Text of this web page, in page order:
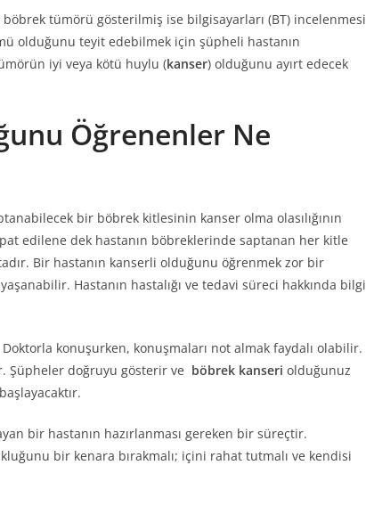
tümörü gösterilmiş ise bilgisayarları (BT) incelenmesi
olduğunu teyit edebilmek için şüpheli hastanın
iyi veya kötü huylu (kanser) olduğunu ayırt edecek
Öğrenenler Ne
bir böbrek kitlesinin kanser olma olasılığının
edilene dek hastanın böbreklerinde saptanan her kitle
Bir hastanın kanserli olduğunu öğrenmek zor bir
Hastanın hastalığı ve tedavi süreci hakkında bilgi
Doktorla konuşurken, konuşmaları not almak faydalı olabilir.
Şüpheler doğruyu gösterir ve böbrek kanseri olduğunuz
bir hastanın hazırlanması gereken bir süreçtir.
bir kenara bırakmalı; içini rahat tutmalı ve kendisi